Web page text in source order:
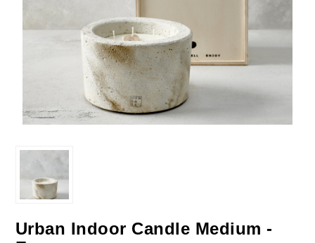
Urban Indoor Candle Medium -